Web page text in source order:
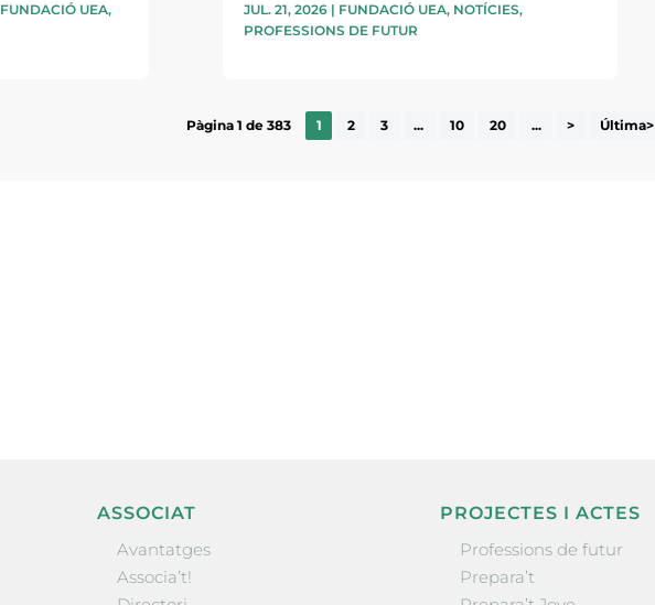
FUNDACIÓ UEA,
JUL. 21, 2026| FUNDACIÓ UEA, NOTÍCIES,
PROFESSIONS DE FUTUR
Pàgina 1 de 383 1 2 3 ... 10 20 ... > Última>
ASSOCIAT
Avantatges
Associa’t!
PROJECTES I ACTES
Professions de futur
Prepara’t